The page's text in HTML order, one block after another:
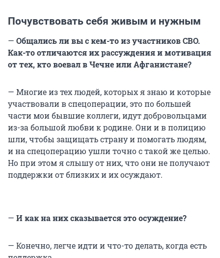
Почувствовать себя живым и нужным
— Общались ли вы с кем-то из участников СВО.
Как-то отличаются их рассуждения и мотивация
от тех, кто воевал в Чечне или Афганистане?
— Многие из тех людей, которых я знаю и которые
участвовали в спецоперации, это по большей
части мои бывшие коллеги, идут добровольцами
из-за большой любви к родине. Они и в полицию
шли, чтобы защищать страну и помогать людям,
и на спецоперацию ушли точно с такой же целью.
Но при этом я слышу от них, что они не получают
поддержки от близких и их осуждают.
— И как на них сказывается это осуждение?
— Конечно, легче идти и что-то делать, когда есть